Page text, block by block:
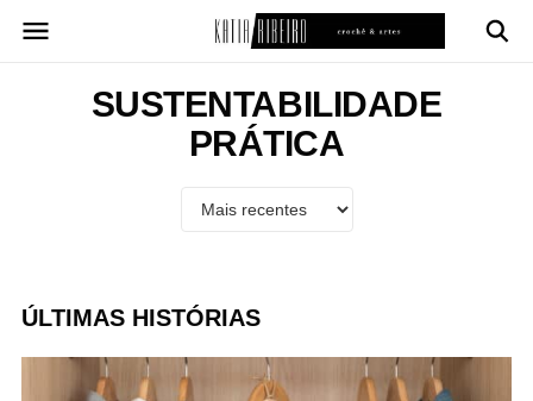
para
SUSTENTABILIDADE
PRÁTICA
ÚLTIMAS HISTÓRIAS